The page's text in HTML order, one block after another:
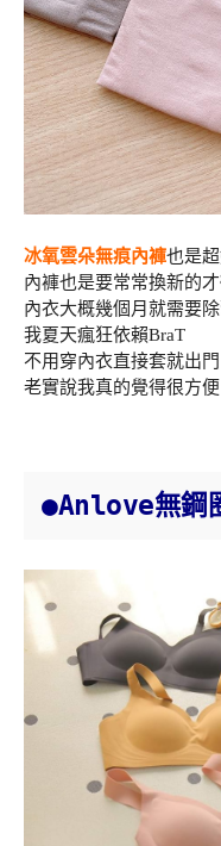
冰氧雲朵無痕內褲也是
內褲也是要常常換新的
內衣大概幾個月就需要
我夏天瘋狂依賴BraT
不用穿內衣直接套就出門
老實說我真的覺得很方便
●Anlove無鋼